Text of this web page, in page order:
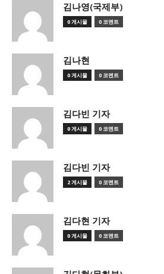
김나영(국제부)
0 게시물 0 코멘트
김나현
0 게시물 0 코멘트
김다빈 기자
0 게시물 0 코멘트
김다빈 기자
2 게시물 0 코멘트
김다현 기자
0 게시물 0 코멘트